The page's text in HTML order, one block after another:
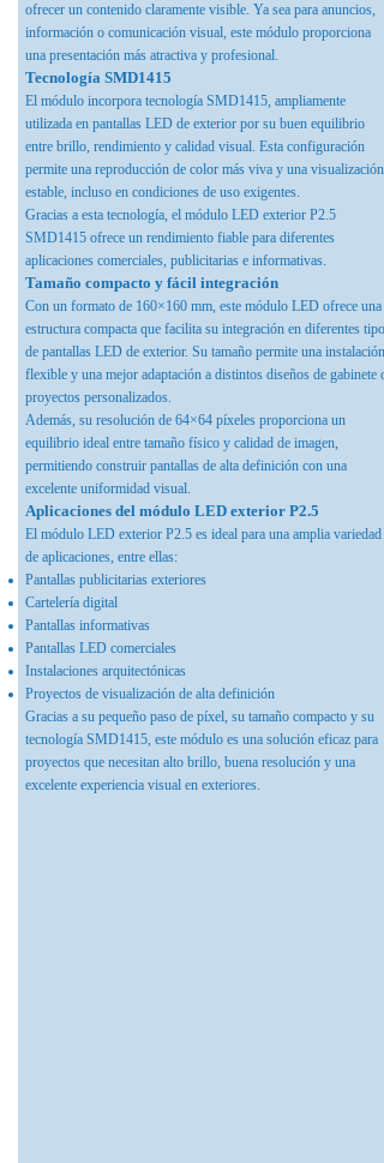
ofrecer un contenido claramente visible. Ya sea para anuncios,
información o comunicación visual, este módulo proporciona
una presentación más atractiva y profesional.
Tecnología SMD1415
El módulo incorpora tecnología SMD1415, ampliamente
utilizada en pantallas LED de exterior por su buen equilibrio
entre brillo, rendimiento y calidad visual. Esta configuración
permite una reproducción de color más viva y una visualización
estable, incluso en condiciones de uso exigentes.
Gracias a esta tecnología, el módulo LED exterior P2.5
SMD1415 ofrece un rendimiento fiable para diferentes
aplicaciones comerciales, publicitarias e informativas.
Tamaño compacto y fácil integración
Con un formato de 160×160 mm, este módulo LED ofrece una
estructura compacta que facilita su integración en diferentes tipos
de pantallas LED de exterior. Su tamaño permite una instalación
flexible y una mejor adaptación a distintos diseños de gabinete o
proyectos personalizados.
Además, su resolución de 64×64 píxeles proporciona un
equilibrio ideal entre tamaño físico y calidad de imagen,
permitiendo construir pantallas de alta definición con una
excelente uniformidad visual.
Aplicaciones del módulo LED exterior P2.5
El módulo LED exterior P2.5 es ideal para una amplia variedad
de aplicaciones, entre ellas:
Pantallas publicitarias exteriores
Cartelería digital
Pantallas informativas
Pantallas LED comerciales
Instalaciones arquitectónicas
Proyectos de visualización de alta definición
Gracias a su pequeño paso de píxel, su tamaño compacto y su
tecnología SMD1415, este módulo es una solución eficaz para
proyectos que necesitan alto brillo, buena resolución y una
excelente experiencia visual en exteriores.